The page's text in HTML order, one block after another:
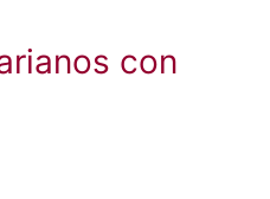
con